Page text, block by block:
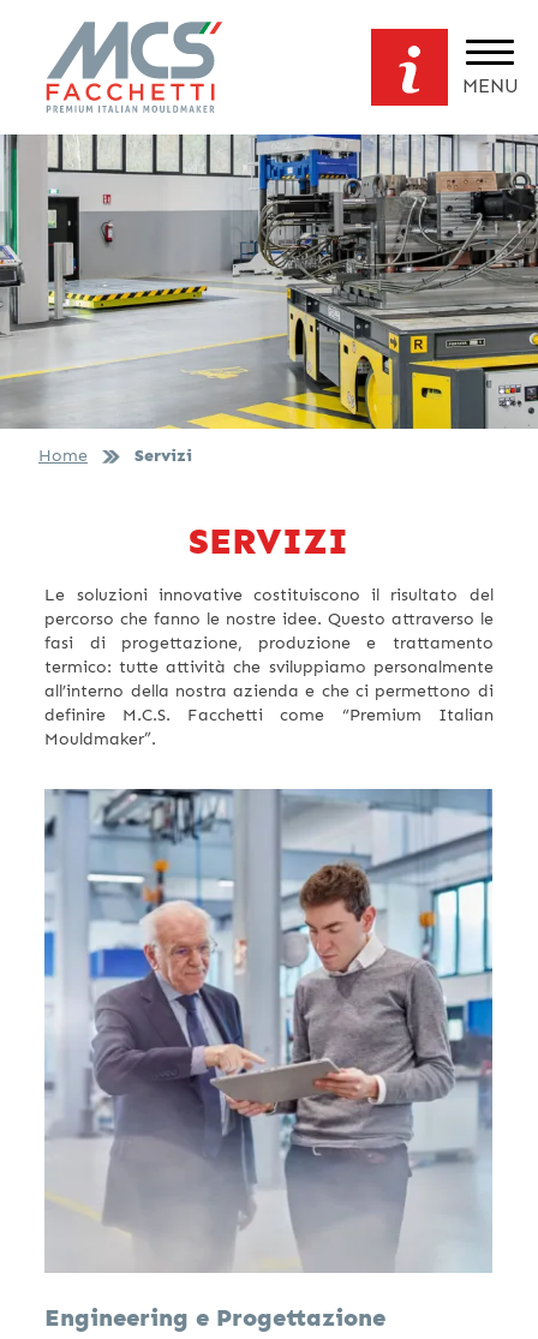
MENU
Home Servizi
SERVIZI
Le soluzioni innovative costituiscono il risultato del
percorso che fanno le nostre idee. Questo attraverso le
fasi di progettazione, produzione e trattamento
termico: tutte attività che sviluppiamo personalmente
all’interno della nostra azienda e che ci permettono di
definire M.C.S. Facchetti come “Premium Italian
Mouldmaker”.
Engineering e Progettazione